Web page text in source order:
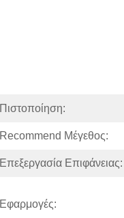
Πιστοποίηση:
Recommend Μέγεθος:
Επεξεργασία Επιφάνειας:
Εφαρμογές: